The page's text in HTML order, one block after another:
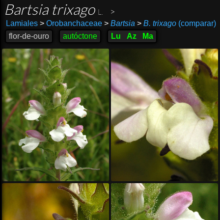
Bartsia trixago >
Lamiales >Orobanchaceae > Bartsia > B. trixago(comparar)
flor-de-ouro
autóctone Lu Az Ma